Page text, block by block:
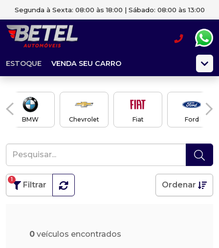
Segunda à Sexta: 08:00 às 18:00 | Sábado: 08:00 às 13:00
ESTOQUE VENDA SEU CARRO
BMW Chevrolet Fiat Ford
Filtrar
1
Ordenar
0 veículos encontrados